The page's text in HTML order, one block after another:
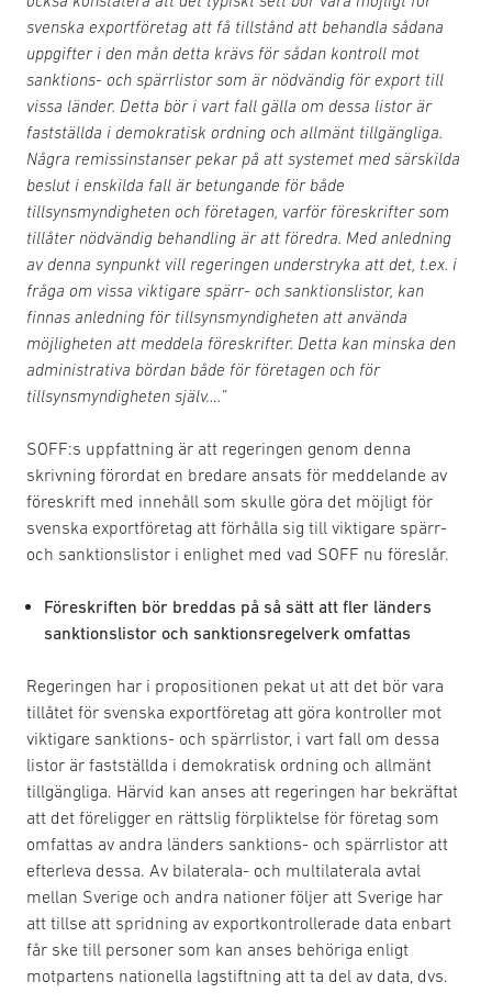
svenska exportföretag att få tillstånd att behandla sådana
uppgifter i den mån detta krävs för sådan kontroll mot
sanktions- och spärrlistor som är nödvändig för export till
vissa länder. Detta bör i vart fall gälla om dessa listor är
fastställda i demokratisk ordning och allmänt tillgängliga.
Några remissinstanser pekar på att systemet med särskilda
beslut i enskilda fall är betungande för både
tillsynsmyndigheten och företagen, varför föreskrifter som
tillåter nödvändig behandling är att föredra. Med anledning
av denna synpunkt vill regeringen understryka att det, t.ex. i
fråga om vissa viktigare spärr- och sanktionslistor, kan
finnas anledning för tillsynsmyndigheten att använda
möjligheten att meddela föreskrifter. Detta kan minska den
administrativa bördan både för företagen och för
tillsynsmyndigheten själv….”
SOFF:s uppfattning är att regeringen genom denna
skrivning förordat en bredare ansats för meddelande av
föreskrift med innehåll som skulle göra det möjligt för
svenska exportföretag att förhålla sig till viktigare spärr-
och sanktionslistor i enlighet med vad SOFF nu föreslår.
Föreskriften bör breddas på så sätt att fler länders
sanktionslistor och sanktionsregelverk omfattas
Regeringen har i propositionen pekat ut att det bör vara
tillåtet för svenska exportföretag att göra kontroller mot
viktigare sanktions- och spärrlistor, i vart fall om dessa
listor är fastställda i demokratisk ordning och allmänt
tillgängliga. Härvid kan anses att regeringen har bekräftat
att det föreligger en rättslig förpliktelse för företag som
omfattas av andra länders sanktions- och spärrlistor att
efterleva dessa. Av bilaterala- och multilaterala avtal
mellan Sverige och andra nationer följer att Sverige har
att tillse att spridning av exportkontrollerade data enbart
får ske till personer som kan anses behöriga enligt
motpartens nationella lagstiftning att ta del av data, dvs.